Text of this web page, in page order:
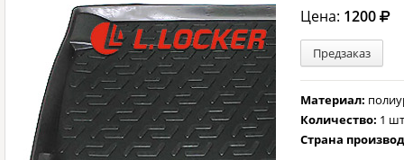
Цена: 1200
Предзаказ
Материал:
Количество: 1
Страна